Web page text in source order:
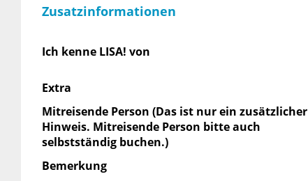
Zusatzinformationen
Ich kenne LISA! von
Extra
Mitreisende Person (Das ist nur ein zusätzlicher
Hinweis. Mitreisende Person bitte auch
selbstständig buchen.)
Bemerkung